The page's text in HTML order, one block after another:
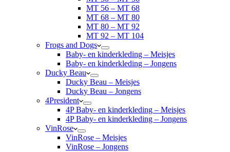
MT 56 – MT 68
MT 68 – MT 80
MT 80 – MT 92
MT 92 – MT 104
Frogs and Dogs
Baby- en kinderkleding – Meisjes
Baby- en kinderkleding – Jongens
Ducky Beau
Ducky Beau – Meisjes
Ducky Beau – Jongens
4President
4P Baby- en kinderkleding – Meisjes
4P Baby- en kinderkleding – Jongens
VinRose
VinRose – Meisjes
VinRose – Jongens